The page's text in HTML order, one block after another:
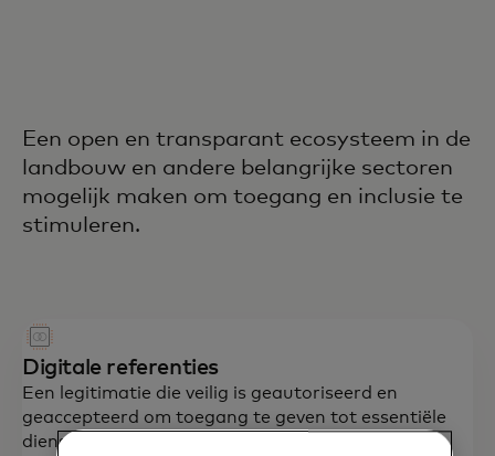
Een open en transparant ecosysteem in de
landbouw en andere belangrijke sectoren
mogelijk maken om toegang en inclusie te
stimuleren.
Digitale referenties
Een legitimatie die veilig is geautoriseerd en
geaccepteerd om toegang te geven tot essentiële
diensten.